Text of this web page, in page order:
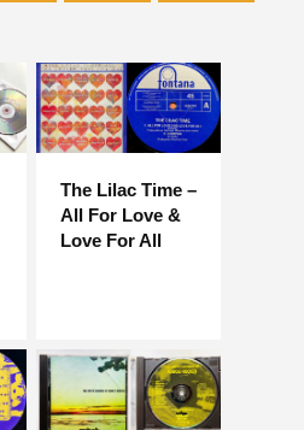
The Lilac Time –
All For Love &
Love For All